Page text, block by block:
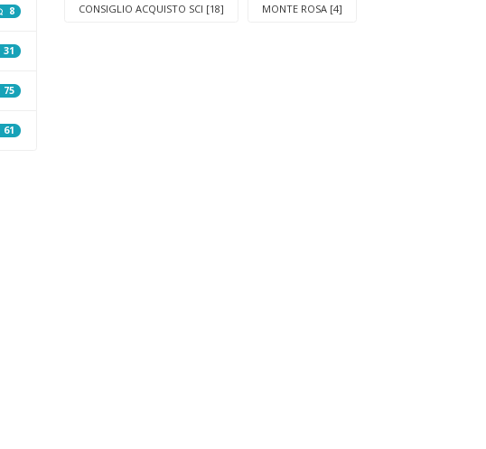
8
31
75
61
CONSIGLIO ACQUISTO SCI [18] MONTE ROSA [4]